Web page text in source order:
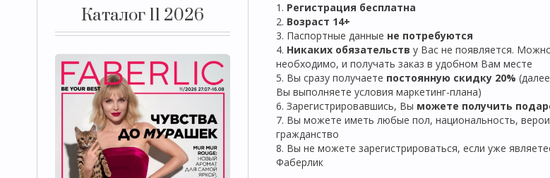
Каталог 11 2026 1. Регистрация бесплатна
2. Возраст 14+
3. Паспортные данные не потребуются
4. Никаких обязательств у Вас не появляется.
необходимо, и получать заказ в удобном Вам месте
5. Вы сразу получаете постоянную скидку 20%
Вы выполняете условия маркетинг-плана)
6. Зарегистрировавшись, Вы можете получить
7. Вы можете иметь любые пол, национальность,
гражданство
8. Вы не можете зарегистрироваться, если уже
Фаберлик